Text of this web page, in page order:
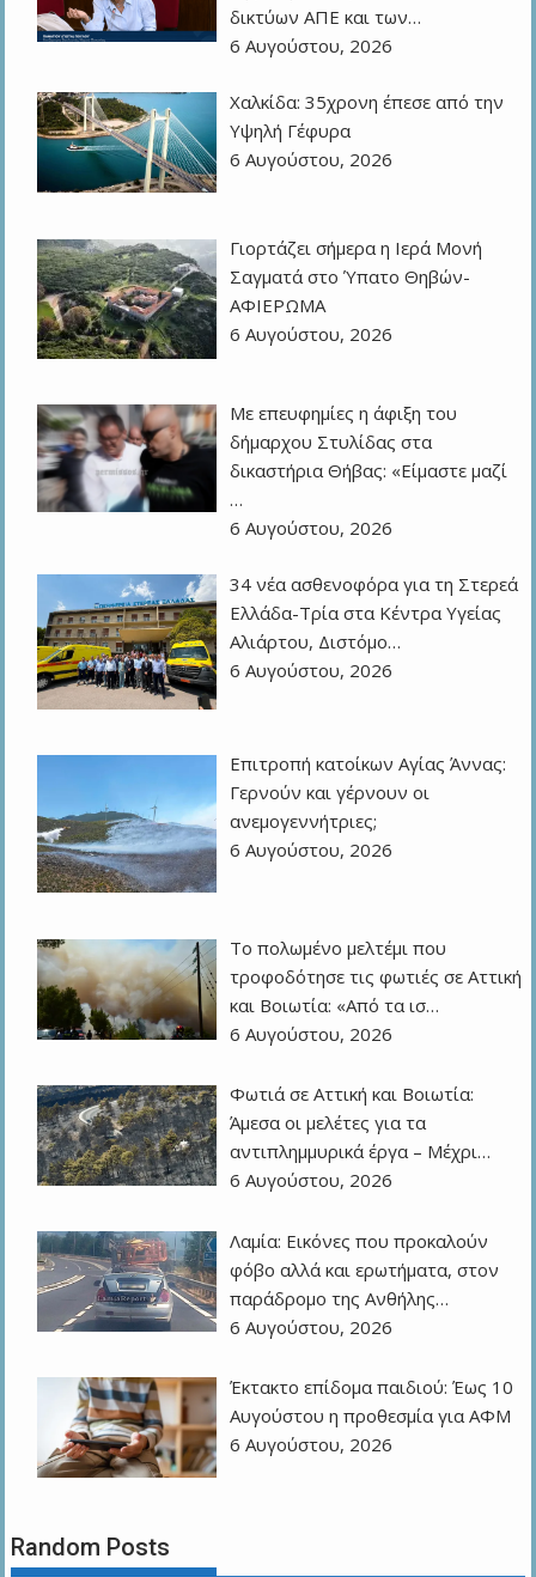
δικτύων ΑΠΕ και των…
6 Αυγούστου, 2026
Χαλκίδα: 35χρονη έπεσε από την
Υψηλή Γέφυρα
6 Αυγούστου, 2026
Γιορτάζει σήμερα η Ιερά Μονή
Σαγματά στο Ύπατο Θηβών-
ΑΦΙΕΡΩΜΑ
6 Αυγούστου, 2026
Με επευφημίες η άφιξη του
δήμαρχου Στυλίδας στα
δικαστήρια Θήβας: «Είμαστε μαζί
…
6 Αυγούστου, 2026
34 νέα ασθενοφόρα για τη Στερεά
Ελλάδα-Τρία στα Κέντρα Υγείας
Αλιάρτου, Διστόμο…
6 Αυγούστου, 2026
Επιτροπή κατοίκων Αγίας Άννας:
Γερνούν και γέρνουν οι
ανεμογεννήτριες;
6 Αυγούστου, 2026
Το πολωμένο μελτέμι που
τροφοδότησε τις φωτιές σε Αττική
και Βοιωτία: «Από τα ισ…
6 Αυγούστου, 2026
Φωτιά σε Αττική και Βοιωτία:
Άμεσα οι μελέτες για τα
αντιπλημμυρικά έργα – Μέχρι…
6 Αυγούστου, 2026
Λαμία: Εικόνες που προκαλούν
φόβο αλλά και ερωτήματα, στον
παράδρομο της Ανθήλης…
6 Αυγούστου, 2026
Έκτακτο επίδομα παιδιού: Έως 10
Αυγούστου η προθεσμία για ΑΦΜ
6 Αυγούστου, 2026
Random Posts